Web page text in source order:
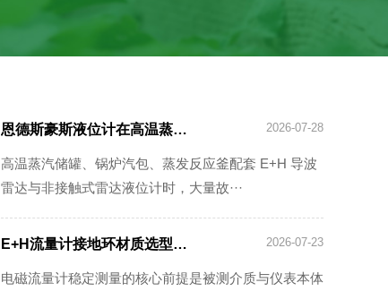
恩德斯豪斯液位计在高温蒸汽环境中的散热结构如何选 2026-07-28
高温蒸汽储罐、锅炉汽包、蒸发反应釜配套 E+H 导波
雷达与非接触式雷达液位计时，大量故···
E+H流量计接地环材质选型：耐腐蚀与导电性平衡要点 2026-07-23
电磁流量计稳定测量的核心前提是被测介质与仪表本体